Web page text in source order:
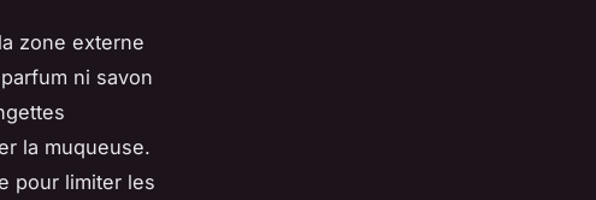
zone externe
ni savon
la muqueuse.
pour limiter les